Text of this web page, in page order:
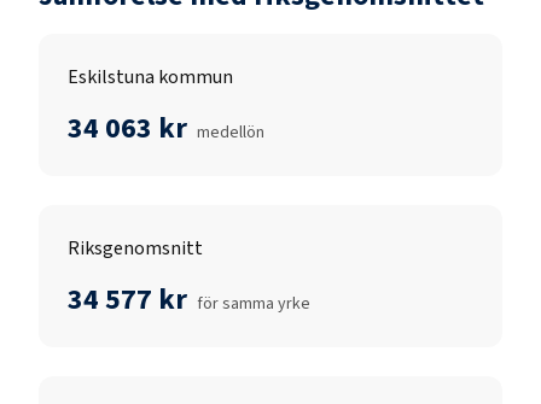
Eskilstuna kommun
34 063 kr medellön
Riksgenomsnitt
34 577 kr för samma yrke